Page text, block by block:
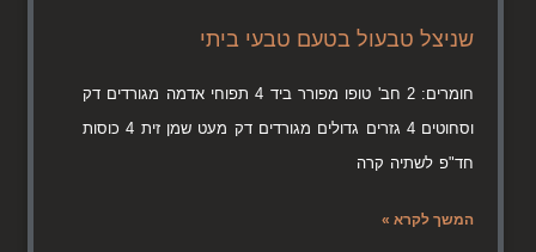
שניצל טבעול בטעם טבעי ביתי
חומרים: 2 חב' טופו מפורר ביד 4 תפוחי אדמה מגורדים דק
וסחוטים 4 גזרים גדולים מגורדים דק מעט שמן זית 4 כוסות
חד"פ לשתיה קרה
המשך לקרא »